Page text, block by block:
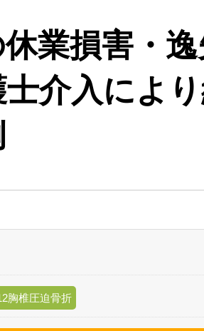
業損害・
介入によ
胸椎圧迫骨折